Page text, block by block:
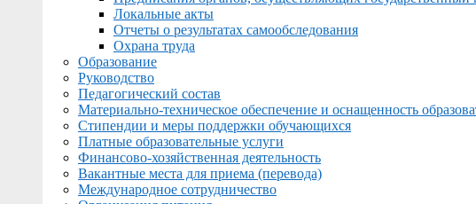
Локальные акты
Отчеты о результатах самообследования
Охрана труда
Образование
Руководство
Педагогический состав
Материально-техническое обеспечение и оснащенность
Стипендии и меры поддержки обучающихся
Платные образовательные услуги
Финансово-хозяйственная деятельность
Вакантные места для приема (перевода)
Международное сотрудничество